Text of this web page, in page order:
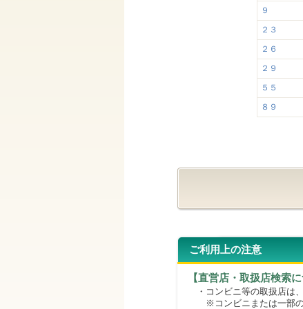
９
２３
２６
２９
５５
８９
ご利用上の注意
【直営店・取扱店検索に
・コンビニ等の取扱店は
※コンビニまたは一部の